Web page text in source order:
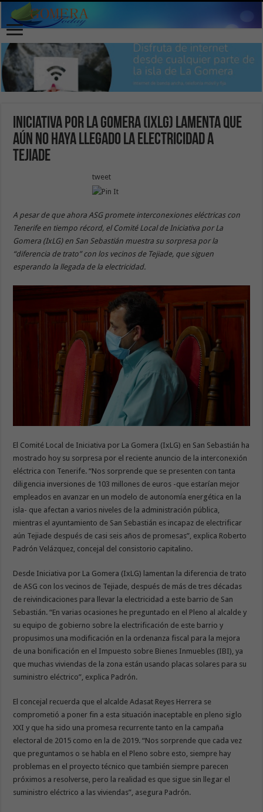
Iniciativa por La Gomera (IxLG) lamenta que
aún no haya llegado la electricidad a
Tejiade
tweet
A pesar de que ahora ASG promete interconexiones eléctricas con
Tenerife en tiempo récord, el Comité Local de Iniciativa por La
Gomera (IxLG) en San Sebastián muestra su sorpresa por la
“diferencia de trato” con los vecinos de Tejiade, que siguen
esperando la llegada de la electricidad.
El Comité Local de Iniciativa por La Gomera (IxLG) en San Sebastián ha
mostrado hoy su sorpresa por el reciente anuncio de la interconexión
eléctrica con Tenerife. “Nos sorprende que se presenten con tanta
diligencia inversiones de 103 millones de euros -que estarían mejor
empleados en avanzar en un modelo de autonomía energética en la
isla- que afectan a varios niveles de la administración pública,
mientras el ayuntamiento de San Sebastián es incapaz de electrificar
aún Tejiade después de casi seis años de promesas”, explica Roberto
Padrón Velázquez, concejal del consistorio capitalino.
Desde Iniciativa por La Gomera (IxLG) lamentan la diferencia de trato
de ASG con los vecinos de Tejiade, después de más de tres décadas
de reivindicaciones para llevar la electricidad a este barrio de San
Sebastián. “En varias ocasiones he preguntado en el Pleno al alcalde y
su equipo de gobierno sobre la electrificación de este barrio y
propusimos una modificación en la ordenanza fiscal para la mejora
de una bonificación en el Impuesto sobre Bienes Inmuebles (IBI), ya
que muchas viviendas de la zona están usando placas solares para su
suministro eléctrico”, explica Padrón.
El concejal recuerda que el alcalde Adasat Reyes Herrera se
comprometió a poner fin a esta situación inaceptable en pleno siglo
XXI y que ha sido una promesa recurrente tanto en la campaña
electoral de 2015 como en la de 2019. “Nos sorprende que cada vez
que preguntamos o se habla en el Pleno sobre esto, siempre hay
problemas en el proyecto técnico que también siempre parecen
próximos a resolverse, pero la realidad es que sigue sin llegar el
suministro eléctrico a las viviendas”, asegura Padrón.